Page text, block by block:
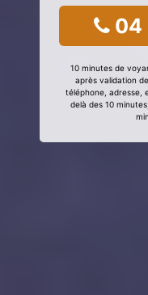
04
10 minutes de
après validation
téléphone, adresse,
delà des 10